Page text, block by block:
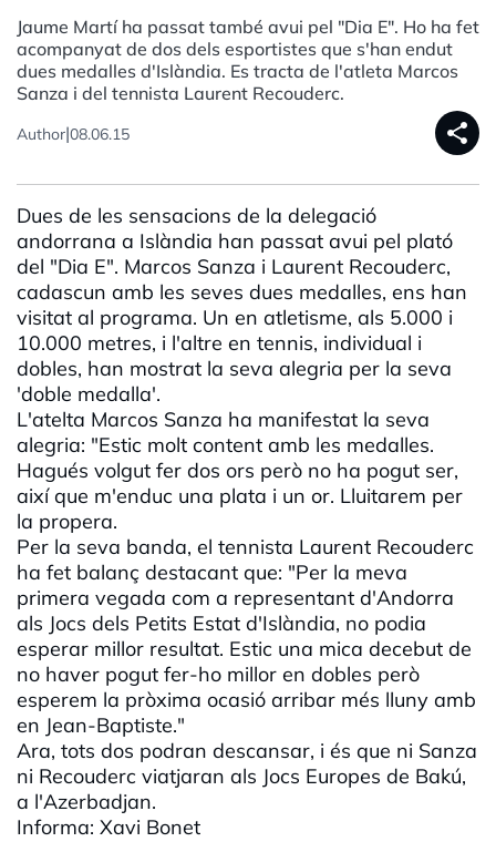
Jaume Martí ha passat també avui pel "Dia E". Ho ha fet
acompanyat de dos dels esportistes que s'han endut
dues medalles d'Islàndia. Es tracta de l'atleta Marcos
Sanza i del tennista Laurent Recouderc.
Author|08.06.15 share
Dues de les sensacions de la delegació
andorrana a Islàndia han passat avui pel plató
del "Dia E". Marcos Sanza i Laurent Recouderc,
cadascun amb les seves dues medalles, ens han
visitat al programa. Un en atletisme, als 5.000 i
10.000 metres, i l'altre en tennis, individual i
dobles, han mostrat la seva alegria per la seva
'doble medalla'.
L'atelta Marcos Sanza ha manifestat la seva
alegria: "Estic molt content amb les medalles.
Hagués volgut fer dos ors però no ha pogut ser,
així que m'enduc una plata i un or. Lluitarem per
la propera.
Per la seva banda, el tennista Laurent Recouderc
ha fet balanç destacant que: "Per la meva
primera vegada com a representant d'Andorra
als Jocs dels Petits Estat d'Islàndia, no podia
esperar millor resultat. Estic una mica decebut de
no haver pogut fer-ho millor en dobles però
esperem la pròxima ocasió arribar més lluny amb
en Jean-Baptiste."
Ara, tots dos podran descansar, i és que ni Sanza
ni Recouderc viatjaran als Jocs Europes de Bakú,
a l'Azerbadjan.
Informa: Xavi Bonet